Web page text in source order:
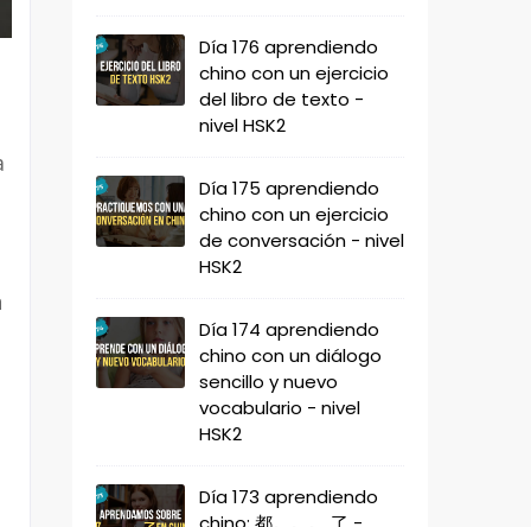
Día 176 aprendiendo
chino con un ejercicio
del libro de texto -
nivel HSK2
Día 175 aprendiendo
chino con un ejercicio
de conversación - nivel
HSK2
Día 174 aprendiendo
chino con un diálogo
sencillo y nuevo
vocabulario - nivel
HSK2
Día 173 aprendiendo